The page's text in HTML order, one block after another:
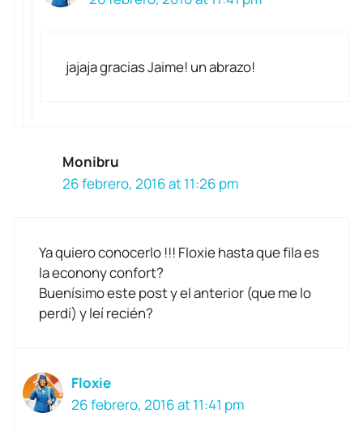
jajaja gracias Jaime! un abrazo!
Monibru
26 febrero, 2016 at 11:26 pm
Ya quiero conocerlo !!! Floxie hasta que fila es
la econony confort?
Buenísimo este post y el anterior (que me lo
perdí) y leí recién?
Floxie
26 febrero, 2016 at 11:41 pm